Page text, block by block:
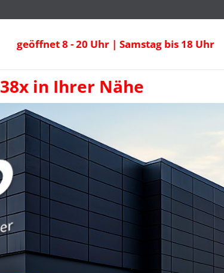
geöffnet 8 - 20 Uhr | Samstag bis 18 Uhr
38x in Ihrer Nähe